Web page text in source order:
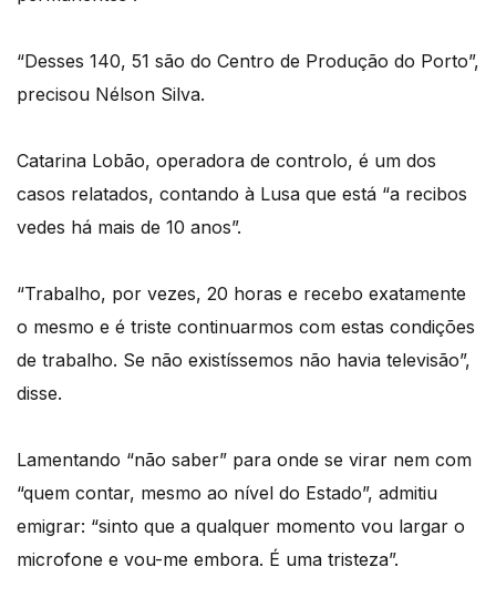
“Desses 140, 51 são do Centro de Produção do Porto”,
precisou Nélson Silva.
Catarina Lobão, operadora de controlo, é um dos
casos relatados, contando à Lusa que está “a recibos
vedes há mais de 10 anos”.
“Trabalho, por vezes, 20 horas e recebo exatamente
o mesmo e é triste continuarmos com estas condições
de trabalho. Se não existíssemos não havia televisão”,
disse.
Lamentando “não saber” para onde se virar nem com
“quem contar, mesmo ao nível do Estado”, admitiu
emigrar: “sinto que a qualquer momento vou largar o
microfone e vou-me embora. É uma tristeza”.